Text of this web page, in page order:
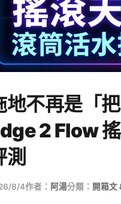
地不再是「
2 Flow
測
8/4作者： 阿湯分類： 開箱文